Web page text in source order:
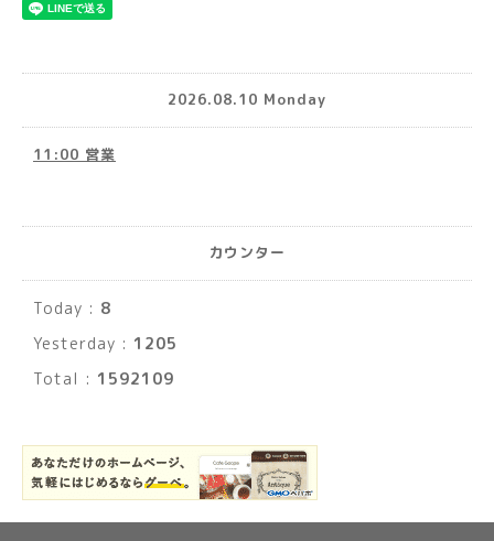
2026.08.10 Monday
11:00 営業
カウンター
Today : 8
Yesterday : 1205
Total : 1592109